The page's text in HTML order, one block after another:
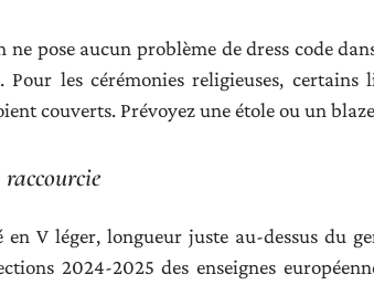
ne pose aucun problème de dress code
Pour les cérémonies religieuses,
couverts. Prévoyez une étole ou un
en V léger, longueur juste au-dessus du
2024-2025 des enseignes